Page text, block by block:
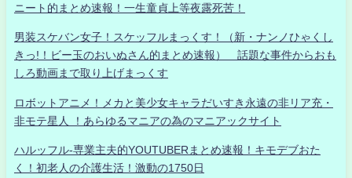
ニート的まとめ速報！一生童貞上等夜露死苦！
男装スケバン女子！スケッフルまっくす！（新・ナンノひゃくし
きっ!！ビー玉のおいぬさん的まとめ速報） 話題な事件からおも
しろ動画まで取り上げまっくす
ロボットアニメ！メカと美少女キャラだいすき永遠の非リア充・
非モテ星人 ！あらゆるマニアの為のマニアックサイト
ハルッフル-専業主夫的YOUTUBERまとめ速報！キモデブおた
く！初老人の介護生活！激動の1750日